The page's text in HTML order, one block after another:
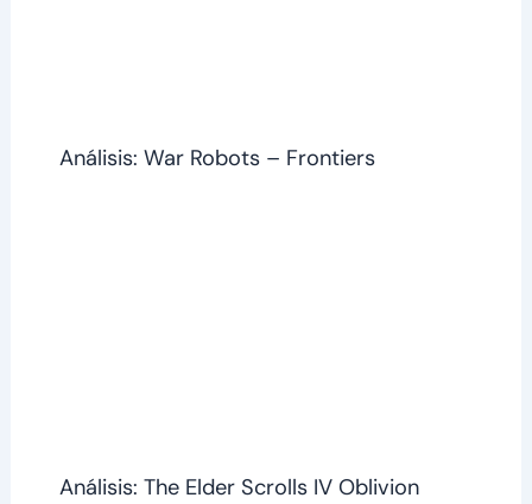
Análisis: War Robots – Frontiers
Análisis: The Elder Scrolls IV Oblivion